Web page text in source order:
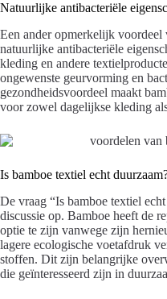
Natuurlijke antibacteriële
Een ander opmerkelijk
natuurlijke antibacteriële
kleding en andere
ongewenste geurvorming en
gezondheidsvoordeel maakt
voor zowel dagelijkse kleding
Is bamboe textiel echt
De vraag “Is bamboe textiel
discussie op. Bamboe heeft de
optie te zijn vanwege zijn
lagere ecologische voetafdruk
stoffen. Dit zijn belangrijke
die geïnteresseerd zijn in